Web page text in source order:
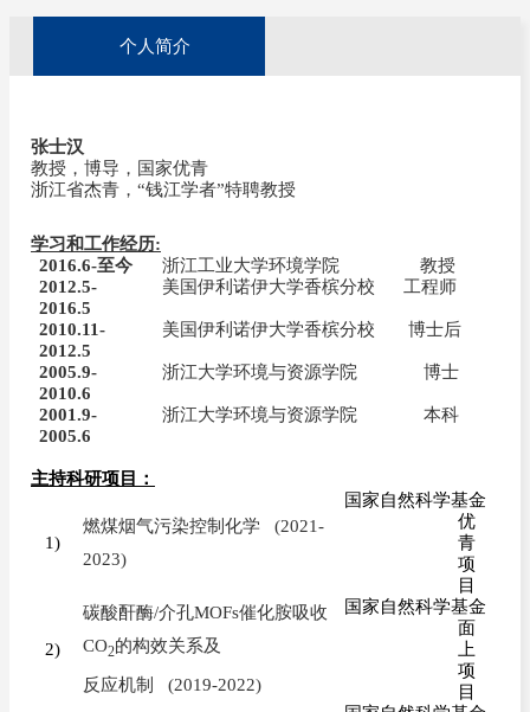
个人简介
张士汉
教授，博导，国家优青
浙江省杰青，“钱江学者”特聘教授
学习和工作经历:
2016.6-至今 浙江工业大学环境学院
教授
2012.5-
2016.5
美国伊利诺伊大学香槟分校 工程师
2010.11-
2012.5
美国伊利诺伊大学香槟分校 博士后
2005.9-
2010.6
浙江大学环境与资源学院 博士
2001.9-
2005.6
浙江大学环境与资源学院 本科
主持科研项目：
1)
燃煤烟气污染控制化学 (2021-
2023)
国家自然科学基金
优
青
项
目
2)
碳酸酐酶/介孔MOFs催化胺吸收
CO2的构效关系及
反应机制 (2019-2022)
国家自然科学基金
面
上
项
目